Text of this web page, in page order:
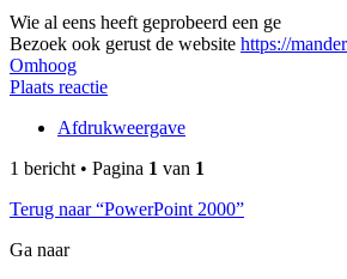
Wie al eens heeft geprobeerd een ge
Bezoek ook gerust de website https://
Omhoog
Plaats reactie
Afdrukweergave
1 bericht • Pagina 1 van 1
Terug naar “PowerPoint 2000”
Ga naar